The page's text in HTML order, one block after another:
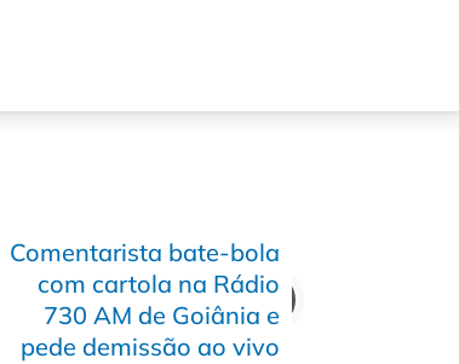
Comentarista bate-bola
com cartola na Rádio
730 AM de Goiânia e
pede demissão ao vivo